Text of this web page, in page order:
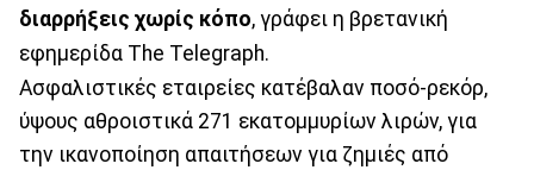
διαρρήξεις χωρίς κόπο, γράφει η βρετανική
εφημερίδα The Telegraph.
Ασφαλιστικές εταιρείες κατέβαλαν ποσό-ρεκόρ,
ύψους αθροιστικά 271 εκατομμυρίων λιρών, για
την ικανοποίηση απαιτήσεων για ζημιές από